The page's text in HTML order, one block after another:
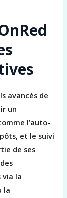
avancés de
un
l’auto-
et le suivi
de ses
via la
la